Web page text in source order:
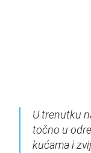
U trenutku
točno u
kućama i